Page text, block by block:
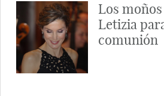
Los
Letizia
comunión